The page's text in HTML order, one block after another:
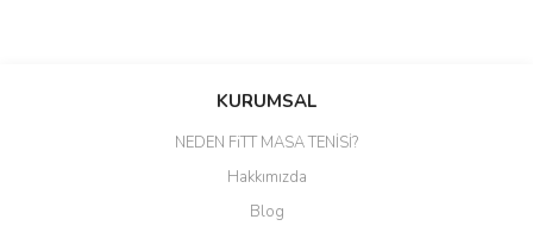
Yorum Yaz
Görüş ve önerileriniz için teşekkür ederiz.
KURUMSAL
NEDEN FiTT MASA TENİSİ?
Hakkımızda
Blog